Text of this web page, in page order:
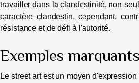
travailler dans la clandestinité, non
caractère clandestin, cependant,
résistance et de défi à l'autorité.
Exemples
Le street art est un moyen